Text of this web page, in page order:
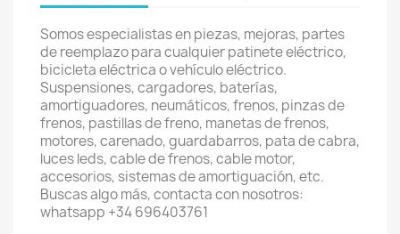
Somos especialistas en piezas, mejoras, partes
de reemplazo para cualquier patinete eléctrico,
bicicleta eléctrica o vehículo eléctrico.
Suspensiones, cargadores, baterías,
amortiguadores, neumáticos, frenos, pinzas de
frenos, pastillas de freno, manetas de frenos,
motores, carenado, guardabarros, pata de cabra,
luces leds, cable de frenos, cable motor,
accesorios, sistemas de amortiguación, etc.
Buscas algo más, contacta con nosotros:
whatsapp +34 696403761